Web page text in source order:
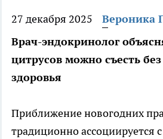
27 декабря 2025
Вероника
Врач-эндокринолог
цитрусов можно съесть
здоровья
Приближение новогодних
традиционно ассоциируется